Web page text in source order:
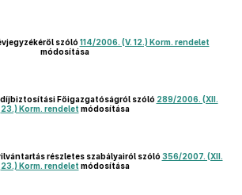
szóló 114/2006. (V. 12.) Korm. rendelet
módosítása
Főigazgatóságról szóló 289/2006. (XII.
23.) Korm. rendelet módosítása
részletes szabályairól szóló 356/2007. (XII.
23.) Korm. rendelet módosítása